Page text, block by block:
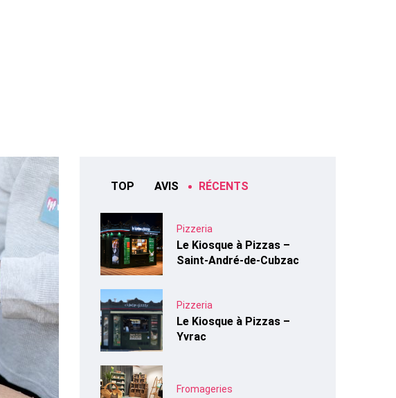
TOP AVIS RÉCENTS
Pizzeria
Le Kiosque à Pizzas –
Saint-André-de-Cubzac
Pizzeria
Le Kiosque à Pizzas –
Yvrac
Fromageries